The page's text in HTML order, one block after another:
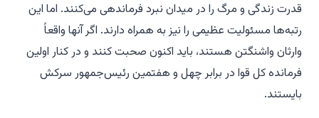
قدرت زندگی و مرگ را در میدان نبرد فرماندهی می‌کنند. اما این
رتبه‌ها مسئولیت عظیمی را نیز به همراه دارند. اگر آنها واقعاً
وارثان واشنگتن هستند، باید اکنون صحبت کنند و در کنار اولین
فرمانده کل قوا در برابر چهل و هفتمین رئیس‌جمهور سرکش
بایستند.